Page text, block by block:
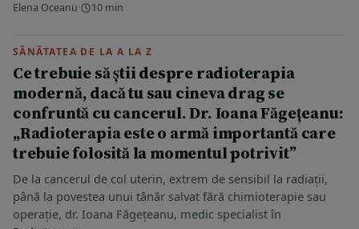
Elena Oceanu· 10 min
SĂNĂTATEA DE LA A LA Z
Ce trebuie să știi despre radioterapia
modernă, dacă tu sau cineva drag se
confruntă cu cancerul. Dr. Ioana Făgețeanu:
„Radioterapia este o armă importantă care
trebuie folosită la momentul potrivit”
De la cancerul de col uterin, extrem de sensibil la radiații,
până la povestea unui tânăr salvat fără chimioterapie sau
operație, dr. Ioana Făgețeanu, medic specialist în